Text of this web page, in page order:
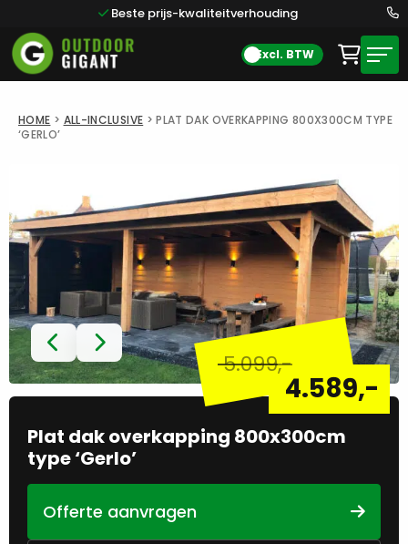
Beste prijs-kwaliteitverhouding
Excl. BTW
HOME > ALL-INCLUSIVE >PLAT DAK OVERKAPPING 800X300CM TYPE
‘GERLO’
Plat dak overkapping 800x300cm
type ‘Gerlo’
5.099,-
4.589,-
Offerte aanvragen